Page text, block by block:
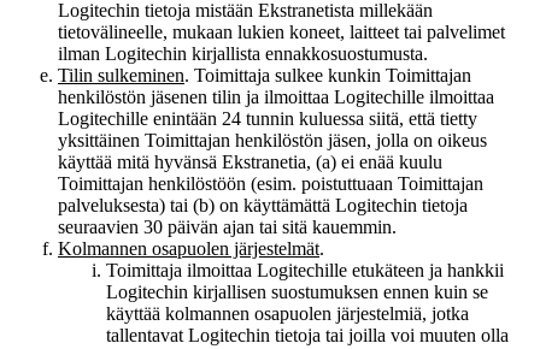
Logitechin tietoja mistään Ekstranetista millekään
tietovälineelle, mukaan lukien koneet, laitteet tai palvelimet
ilman Logitechin kirjallista ennakkosuostumusta.
Tilin sulkeminen. Toimittaja sulkee kunkin Toimittajan
henkilöstön jäsenen tilin ja ilmoittaa Logitechille ilmoittaa
Logitechille enintään 24 tunnin kuluessa siitä, että tietty
yksittäinen Toimittajan henkilöstön jäsen, jolla on oikeus
käyttää mitä hyvänsä Ekstranetia, (a) ei enää kuulu
Toimittajan henkilöstöön (esim. poistuttuaan Toimittajan
palveluksesta) tai (b) on käyttämättä Logitechin tietoja
seuraavien 30 päivän ajan tai sitä kauemmin.
Kolmannen osapuolen järjestelmät.
Toimittaja ilmoittaa Logitechille etukäteen ja hankkii
Logitechin kirjallisen suostumuksen ennen kuin se
käyttää kolmannen osapuolen järjestelmiä, jotka
tallentavat Logitechin tietoja tai joilla voi muuten olla